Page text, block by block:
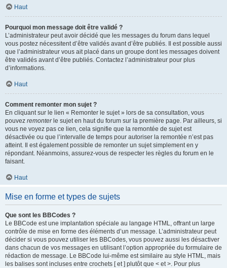
Haut
Pourquoi mon message doit être validé ?
L’administrateur peut avoir décidé que les messages du forum dans lequel
vous postez nécessitent d’être validés avant d’être publiés. Il est possible aussi
que l’administrateur vous ait placé dans un groupe dont les messages doivent
être validés avant d’être publiés. Contactez l’administrateur pour plus
d’informations.
Haut
Comment remonter mon sujet ?
En cliquant sur le lien « Remonter le sujet » lors de sa consultation, vous
pouvez remonterle sujet en haut du forum sur la première page. Par ailleurs, si
vous ne voyez pas ce lien, cela signifie que la remontée de sujet est
désactivée ou que l’intervalle de temps pour autoriser la remontée n’est pas
atteint. Il est également possible de remonter un sujet simplement en y
répondant. Néanmoins, assurez-vous de respecter les règles du forum en le
faisant.
Haut
Mise en forme et types de sujets
Que sont les BBCodes ?
Le BBCode est une implantation spéciale au langage HTML, offrant un large
contrôle de mise en forme des éléments d’un message. L’administrateur peut
décider si vous pouvez utiliser les BBCodes, vous pouvez aussi les désactiver
dans chacun de vos messages en utilisant l’option appropriée du formulaire de
rédaction de message. Le BBCode lui-même est similaire au style HTML, mais
les balises sont incluses entre crochets [ et ] plutôt que < et >. Pour plus